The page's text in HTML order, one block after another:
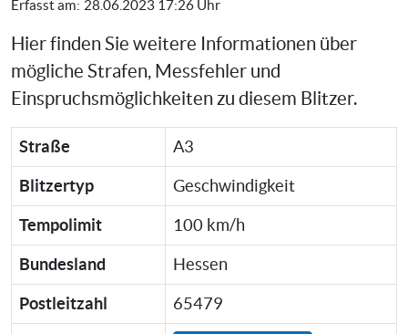
Erfasst am: 28.06.2023 17:26 Uhr
Hier finden Sie weitere Informationen über
mögliche Strafen, Messfehler und
Einspruchsmöglichkeiten zu diesem Blitzer.
Straße A3
Blitzertyp Geschwindigkeit
Tempolimit 100 km/h
Bundesland Hessen
Postleitzahl 65479